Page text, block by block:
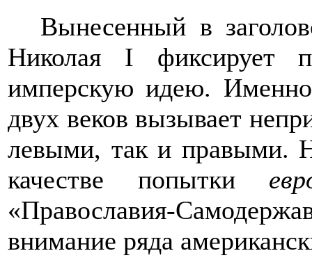
Вынесенный в
Николая I фиксирует
имперскую идею.
двух веков вызывает
левыми, так и правыми.
качестве попытки
«Православия-
внимание ряда